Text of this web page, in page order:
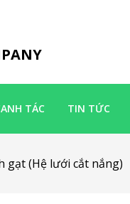
TÁC TIN TỨC
gạt (Hệ lưới cắt nắng)